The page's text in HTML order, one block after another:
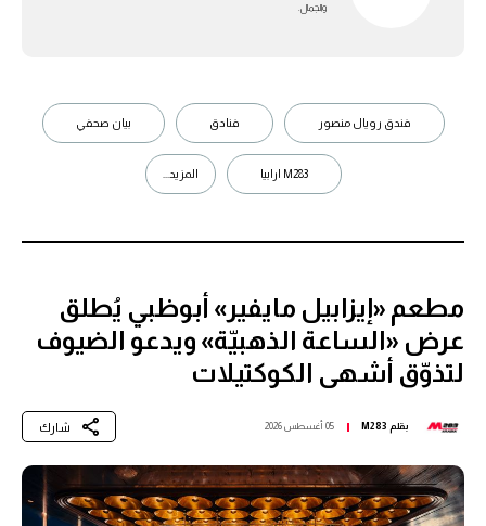
والجمال.
فندق رويال منصور فنادق بيان صحفي
M283 ارابيا المزيد...
مطعم «إيزابيل مايفير» أبوظبي يُطلق
عرض «الساعة الذهبيّة» ويدعو الضيوف
لتذوّق أشهى الكوكتيلات
بقلم M283 05 أغسطس 2026 شارك